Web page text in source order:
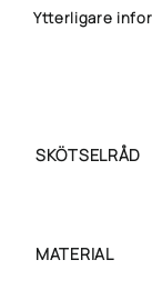
Ytterligare
SKÖTSELRÅD
MATERIAL